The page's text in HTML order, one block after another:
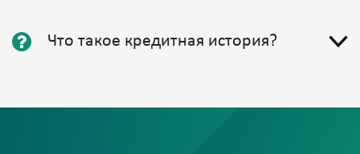
Что такое кредитная история?